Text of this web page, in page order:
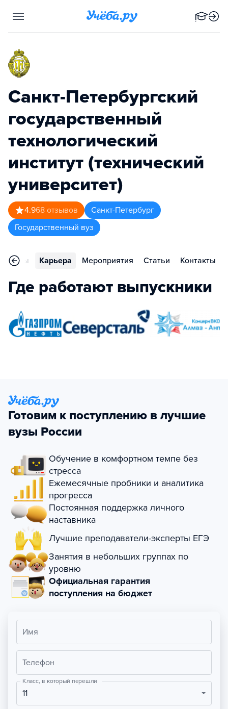
Санкт-Петербургский
государственный
технологический
институт (технический
университет)
4.968 отзывов
Санкт-Петербург
Государственный вуз
Карьера Мероприятия Статьи Контакты
Где работают выпускники
Готовим к поступлению в лучшие
вузы России
Обучение в комфортном темпе без
стресса
Ежемесячные пробники и аналитика
прогресса
Постоянная поддержка личного
наставника
Лучшие преподаватели-эксперты ЕГЭ
Занятия в небольших группах по
уровню
Официальная гарантия
поступления на бюджет
Имя
Телефон
Класс, в который перешли
11